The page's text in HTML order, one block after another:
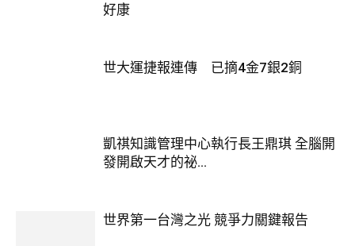
好康
世大運捷報連傳 已摘4金7銀2銅
凱祺知識管理中心執行長王鼎琪 全腦開
發開啟天才的祕...
世界第一台灣之光 競爭力關鍵報告